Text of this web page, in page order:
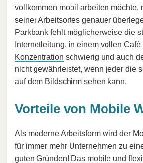
vollkommen mobil arbeiten möchte,
seiner Arbeitsortes genauer
Parkbank fehlt möglicherweise die
Internetleitung, in einem vollen Café
Konzentration schwierig und auch
nicht gewährleistet, wenn jeder die
auf dem Bildschirm sehen kann.
Vorteile von Mobile
Als moderne Arbeitsform wird der
für immer mehr Unternehmen zu
guten Gründen! Das mobile und